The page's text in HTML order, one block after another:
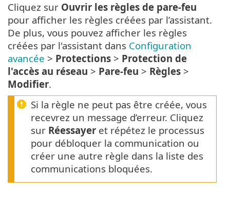
Cliquez sur Ouvrir les règles de pare-feu
pour afficher les règles créées par l’assistant.
De plus, vous pouvez afficher les règles
créées par l'assistant dans Configuration
avancée > Protections > Protection de
l'accès au réseau > Pare-feu > Règles >
Modifier.
Si la règle ne peut pas être créée, vous
recevrez un message d’erreur. Cliquez
sur Réessayer et répétez le processus
pour débloquer la communication ou
créer une autre règle dans la liste des
communications bloquées.